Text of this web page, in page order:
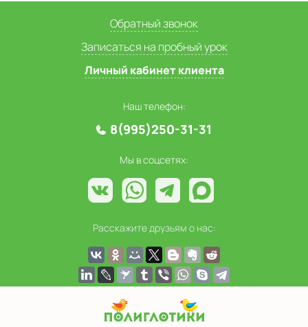
Обратный звонок
Записаться на пробный урок
Личный кабинет клиента
Наш телефон:
8(995)250-31-31
Мы в соцсетях:
Расскажите друзьям о нас: